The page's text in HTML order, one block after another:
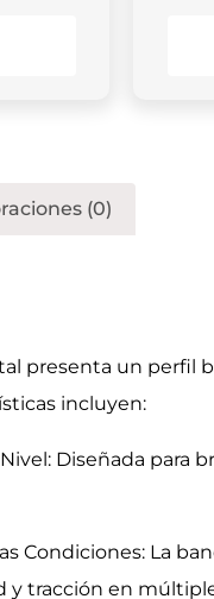
(0)
presenta un perfil
incluyen:
Diseñada para
Condiciones: La
y tracción en